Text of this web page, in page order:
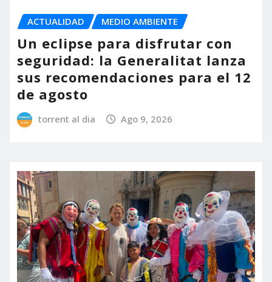
ACTUALIDAD MEDIO AMBIENTE
Un eclipse para disfrutar con
seguridad: la Generalitat lanza
sus recomendaciones para el 12
de agosto
torrent al dia Ago 9, 2026